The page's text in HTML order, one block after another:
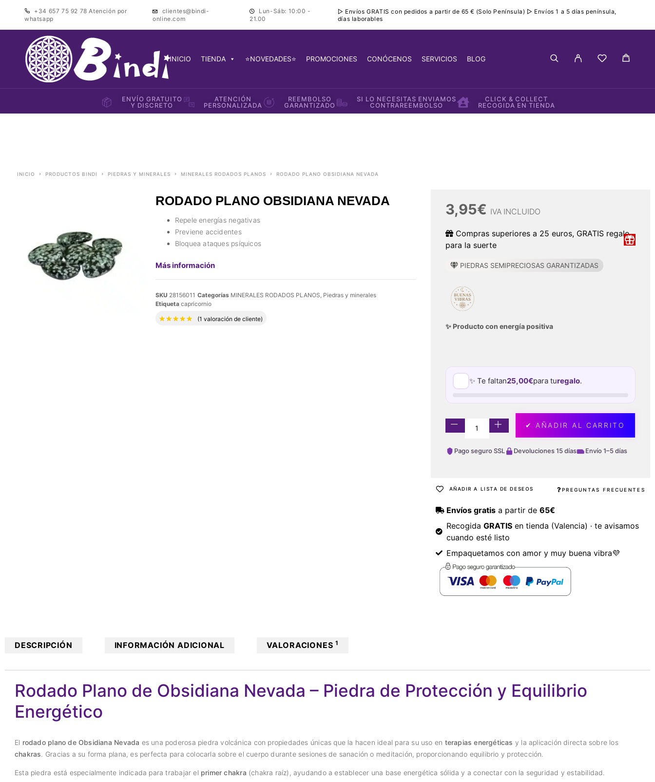
+34 657 75 92 78Atención por
whatsapp
clientes@bindi-
online.com
Lun-Sáb: 10:00 -
21.00
▷ Envíos GRATIS con pedidos a partir de 65 € (Solo Península) ▷ Envíos 1 a 5 días península,
días laborables
INICIO TIENDA ⭐NOVEDADES⭐ PROMOCIONES CONÓCENOS SERVICIOS BLOG
ENVÍO GRATUITO
Y DISCRETO
ATENCIÓN
PERSONALIZADA
REEMBOLSO
GARANTIZADO
SI LO NECESITAS ENVIAMOS
CONTRAREEMBOLSO
CLICK & COLLECT
RECOGIDA EN TIENDA
INICIO PRODUCTOS BINDI PIEDRAS Y MINERALES MINERALES RODADOS PLANOS RODADO PLANO OBSIDIANA NEVADA
RODADO PLANO OBSIDIANA NEVADA
Repele energías negativas
Previene accidentes
Bloquea ataques psíquicos
Más información
SKU 28156011 Categorías MINERALES RODADOS PLANOS, Piedras y minerales
Etiqueta capricornio
Valorado con5.00de 5 en base a
(1 valoración de cliente)
3,95€ IVA INCLUIDO
Compras superiores a 25 euros, GRATIS regalo
para la suerte
PIEDRAS SEMIPRECIOSAS GARANTIZADAS
✨ Producto con energía positiva
✨ Te faltan25,00€para turegalo.
✔ AÑADIR AL CARRITO
Pago seguro SSL Devoluciones 15 días Envío 1–5 días
AÑADIR A LISTA DE DESEOS PREGUNTAS FRECUENTES
Envíos gratis a partir de65€
RecogidaGRATIS en tienda (Valencia) · te avisamos
cuando esté listo
Empaquetamos con amor y muy buena vibra💜
DESCRIPCIÓN INFORMACIÓN ADICIONAL VALORACIONES1
Rodado Plano de Obsidiana Nevada – Piedra de Protección y Equilibrio
Energético
El rodado plano de Obsidiana Nevada es una poderosa piedra volcánica con propiedades únicas que la hacen ideal para su uso en terapias energéticas y la aplicación directa sobre los
chakras. Gracias a su forma plana, es perfecta para colocarla sobre el cuerpo durante sesiones de sanación o meditación, proporcionando equilibrio y protección.
Esta piedra está especialmente indicada para trabajar el primer chakra (chakra raíz), ayudando a establecer una base energética sólida y a conectar con la seguridad y estabilidad.